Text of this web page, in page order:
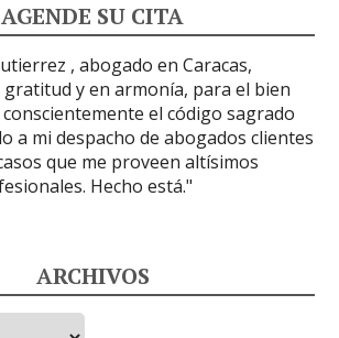
AGENDE SU CITA
ARCHIVOS